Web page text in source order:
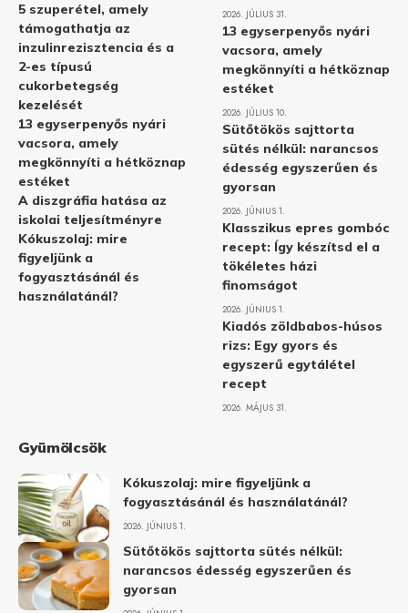
5 szuperétel, amely
támogathatja az
inzulinrezisztencia és a
2-es típusú
cukorbetegség
kezelését
13 egyserpenyős nyári
vacsora, amely
megkönnyíti a hétköznap
estéket
A diszgráfia hatása az
iskolai teljesítményre
Kókuszolaj: mire
figyeljünk a
fogyasztásánál és
használatánál?
2026. JÚLIUS 31.
13 egyserpenyős nyári
vacsora, amely
megkönnyíti a hétköznap
estéket
2026. JÚLIUS 10.
Sütőtökös sajttorta
sütés nélkül: narancsos
édesség egyszerűen és
gyorsan
2026. JÚNIUS 1.
Klasszikus epres gombóc
recept: Így készítsd el a
tökéletes házi
finomságot
2026. JÚNIUS 1.
Kiadós zöldbabos-húsos
rizs: Egy gyors és
egyszerű egytálétel
recept
2026. MÁJUS 31.
Gyümölcsök
Kókuszolaj: mire figyeljünk a
fogyasztásánál és használatánál?
2026. JÚNIUS 1.
Sütőtökös sajttorta sütés nélkül:
narancsos édesség egyszerűen és
gyorsan